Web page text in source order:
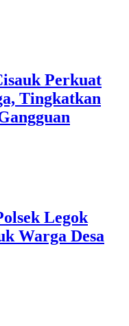
Perkuat
Tingkatkan
Legok
Warga Desa